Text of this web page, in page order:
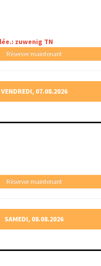
zuwenig TN
Réserver maintenant
VENDREDI, 07.08.2026
Réserver maintenant
SAMEDI, 08.08.2026